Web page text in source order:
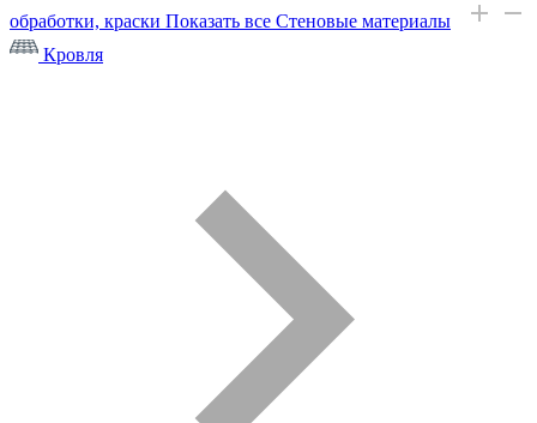
обработки, краски Показать все Стеновые материалы
Кровля